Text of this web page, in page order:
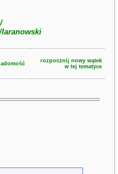
rozpocznij nowy wątek
w tej tematyce